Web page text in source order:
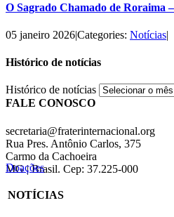
O Sagrado Chamado de Roraima
05 janeiro 2026|Categories: Notícias|
Histórico de notícias
Histórico de notícias
FALE CONOSCO
secretaria@fraterinternacional.org
Rua Pres. Antônio Carlos, 375
Carmo da Cachoeira
MG | Brasil. Cep: 37.225-000
Doações
NOTÍCIAS